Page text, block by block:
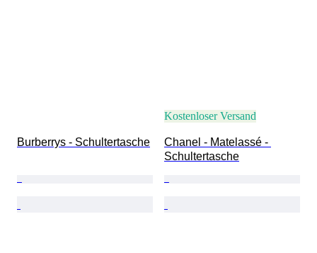
Burberrys - Schultertasche
Kostenloser Versand
Chanel - Matelassé -
Schultertasche